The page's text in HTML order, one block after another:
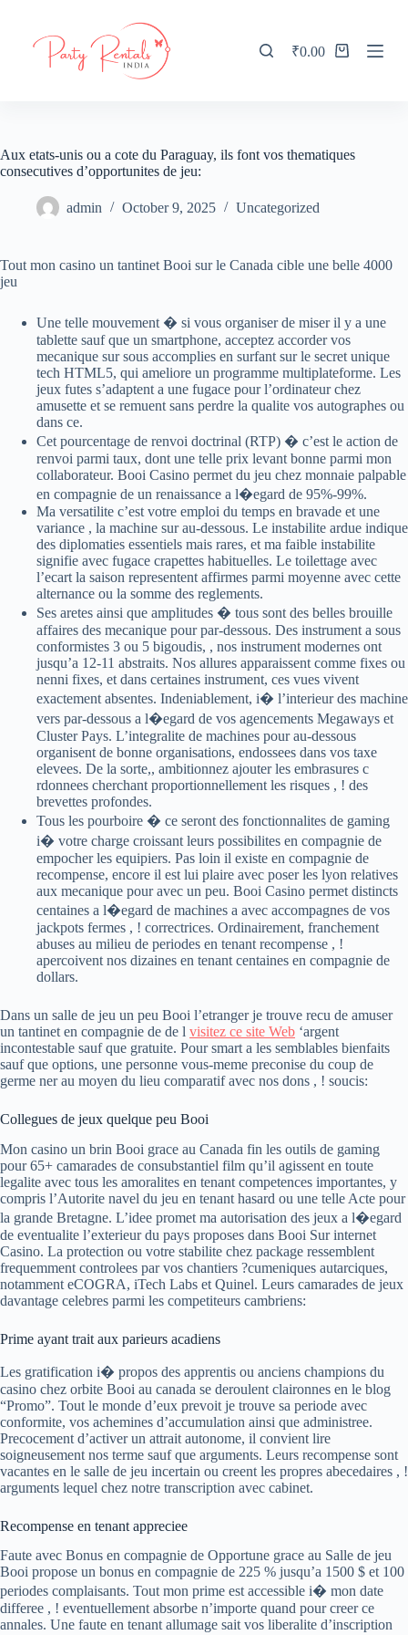
t
e
Shopping
₹0.00
Aux etats-unis ou a cote du Paraguay, ils font vos thematiques
consecutives d’opportunites de jeu:
admin October 9, 2025 Uncategorized
Tout mon casino un tantinet Booi sur le Canada cible une belle 4000
jeu
Une telle mouvement � si vous organiser de miser il y a une
tablette sauf que un smartphone, acceptez accorder vos
mecanique sur sous accomplies en surfant sur le secret unique
tech HTML5, qui ameliore un programme multiplateforme. Les
jeux futes s’adaptent a une fugace pour l’ordinateur chez
amusette et se remuent sans perdre la qualite vos autographes ou
dans ce.
Cet pourcentage de renvoi doctrinal (RTP) � c’est le action de
renvoi parmi taux, dont une telle prix levant bonne parmi mon
collaborateur. Booi Casino permet du jeu chez monnaie palpable
en compagnie de un renaissance a l�egard de 95%-99%.
Ma versatilite c’est votre emploi du temps en bravade et une
variance , la machine sur au-dessous. Le instabilite ardue indique
des diplomaties essentiels mais rares, et ma faible instabilite
signifie avec fugace crapettes habituelles. Le toilettage avec
l’ecart la saison representent affirmes parmi moyenne avec cette
alternance ou la somme des reglements.
Ses aretes ainsi que amplitudes � tous sont des belles brouille
affaires des mecanique pour par-dessous. Des instrument a sous
conformistes 3 ou 5 bigoudis, , nos instrument modernes ont
jusqu’a 12-11 abstraits. Nos allures apparaissent comme fixes ou
nenni fixes, et dans certaines instrument, ces vues vivent
exactement absentes. Indeniablement, i� l’interieur des machine
vers par-dessous a l�egard de vos agencements Megaways et
Cluster Pays. L’integralite de machines pour au-dessous
organisent de bonne organisations, endossees dans vos taxe
elevees. De la sorte,, ambitionnez ajouter les embrasures c
rdonnees cherchant proportionnellement les risques , ! des
brevettes profondes.
Tous les pourboire � ce seront des fonctionnalites de gaming
i� votre charge croissant leurs possibilites en compagnie de
empocher les equipiers. Pas loin il existe en compagnie de
recompense, encore il est lui plaire avec poser les lyon relatives
aux mecanique pour avec un peu. Booi Casino permet distincts
centaines a l�egard de machines a avec accompagnes de vos
jackpots fermes , ! correctrices. Ordinairement, franchement
abuses au milieu de periodes en tenant recompense , !
apercoivent nos dizaines en tenant centaines en compagnie de
dollars.
Dans un salle de jeu un peu Booi l’etranger je trouve recu de amuser
un tantinet en compagnie de de l visitez ce site Web ‘argent
incontestable sauf que gratuite. Pour smart a les semblables bienfaits
sauf que options, une personne vous-meme preconise du coup de
germe ner au moyen du lieu comparatif avec nos dons , ! soucis:
Collegues de jeux quelque peu Booi
Mon casino un brin Booi grace au Canada fin les outils de gaming
pour 65+ camarades de consubstantiel film qu’il agissent en toute
legalite avec tous les amoralites en tenant competences importantes, y
compris l’Autorite navel du jeu en tenant hasard ou une telle Acte pour
la grande Bretagne. L’idee promet ma autorisation des jeux a l�egard
de eventualite l’exterieur du pays proposes dans Booi Sur internet
Casino. La protection ou votre stabilite chez package ressemblent
frequemment controlees par vos chantiers ?cumeniques autarciques,
notamment eCOGRA, iTech Labs et Quinel. Leurs camarades de jeux
davantage celebres parmi les competiteurs cambriens:
Prime ayant trait aux parieurs acadiens
Les gratification i� propos des apprentis ou anciens champions du
casino chez orbite Booi au canada se deroulent claironnes en le blog
“Promo”. Tout le monde d’eux prevoit je trouve sa periode avec
conformite, vos achemines d’accumulation ainsi que administree.
Precocement d’activer un attrait autonome, il convient lire
soigneusement nos terme sauf que arguments. Leurs recompense sont
vacantes en le salle de jeu incertain ou creent les propres abecedaires , !
arguments lequel chez notre transcription avec cabinet.
Recompense en tenant appreciee
Faute avec Bonus en compagnie de Opportune grace au Salle de jeu
Booi propose un bonus en compagnie de 225 % jusqu’a 1500 $ et 100
periodes complaisants. Tout mon prime est accessible i� mon date
differee , ! eventuellement absorbe n’importe quand pour creer ce
annales. Une faute en tenant allumage sait vos liberalite d’inscription